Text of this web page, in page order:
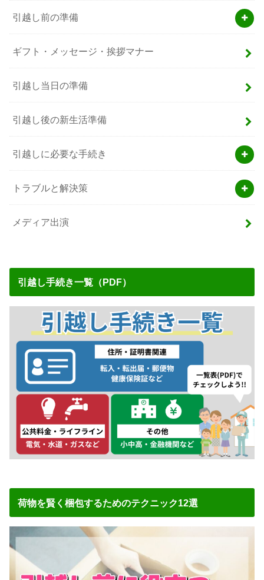
引越し前の準備
ギフト・メッセージ・挨拶マナー
引越し当日の準備
引越し後の新生活準備
引越しに必要な手続き
トラブルと解決策
メディア出演
引越し手続き一覧（PDF）
荷物を賢く梱包するためのテクニック12選